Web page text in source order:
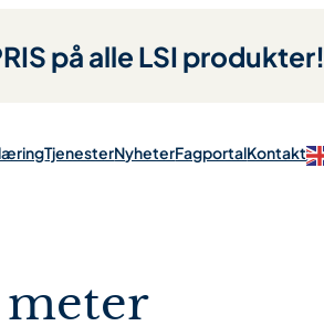
på alle LSI produkter!
TjenesterNyheterFagportalKontakt
meter